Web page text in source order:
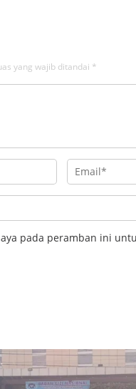
yang wajib ditandai *
pada peramban ini